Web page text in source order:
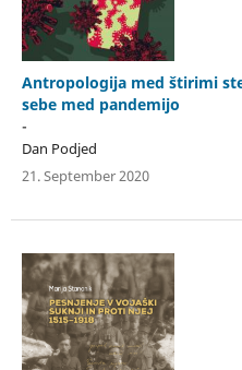
Antropologija med štirimi
sebe med pandemijo
-
Dan Podjed
21. September 2020